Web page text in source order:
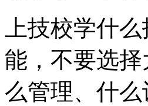
上技校学什
能，不要选
么管理、什